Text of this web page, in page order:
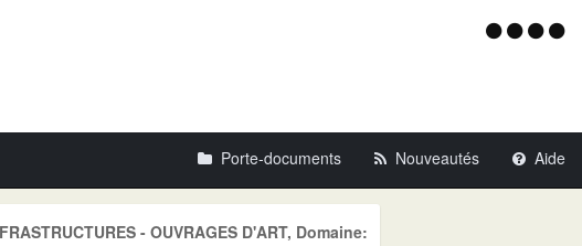
Menu
Porte-documents Nouveautés Aide
- OUVRAGES D'ART, Domaine: